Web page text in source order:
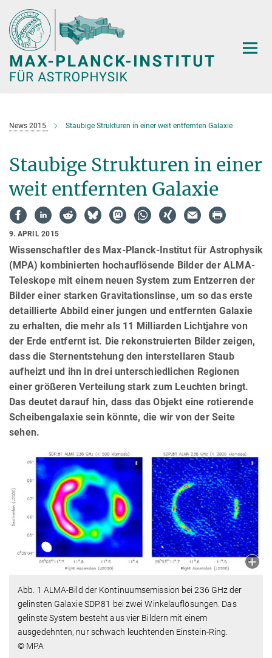
Hauptinhalt
News 2015 Staubige Strukturen in einer weit entfernten Galaxie
Staubige Strukturen in einer
weit entfernten Galaxie
9. APRIL 2015
Wissenschaftler des Max-Planck-Institut für Astrophysik
(MPA) kombinierten hochauflösende Bilder der ALMA-
Teleskope mit einem neuen System zum Entzerren der
Bilder einer starken Gravitationslinse, um so das erste
detaillierte Abbild einer jungen und entfernten Galaxie
zu erhalten, die mehr als 11 Milliarden Lichtjahre von
der Erde entfernt ist. Die rekonstruierten Bilder zeigen,
dass die Sternentstehung den interstellaren Staub
aufheizt und ihn in drei unterschiedlichen Regionen
einer größeren Verteilung stark zum Leuchten bringt.
Das deutet darauf hin, dass das Objekt eine rotierende
Scheibengalaxie sein könnte, die wir von der Seite
sehen.
Abb. 1 ALMA-Bild der Kontinuumsemission bei 236 GHz der
gelinsten Galaxie SDP.81 bei zwei Winkel­auflösungen. Das
gelinste System besteht aus vier Bildern mit einem
ausgedehnten, nur schwach leuchtenden Einstein-Ring.
© MPA